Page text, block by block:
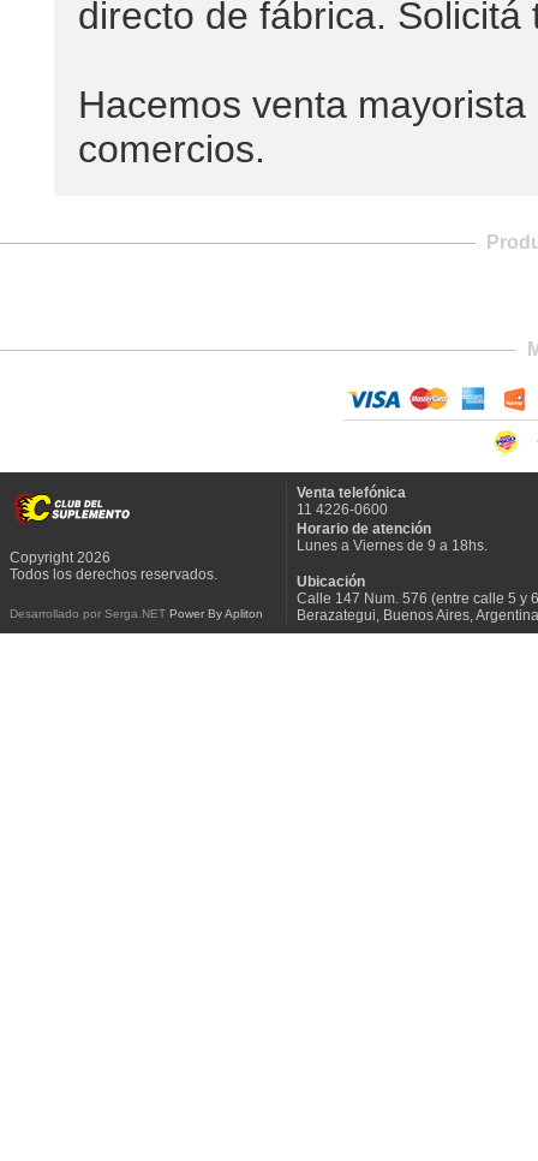
directo de fábrica. Solicitá
Hacemos venta
comercios.
Copyright 2026
Todos los derechos reservados.
Desarrollado por Serga.NET Power By Apliton
Venta telefónica
11 4226-0600
Horario de atención
Lunes a Viernes de 9 a 18hs.
Ubicación
Calle 147 Num. 576 (entre calle 5 y
Berazategui, Buenos Aires, Argentina